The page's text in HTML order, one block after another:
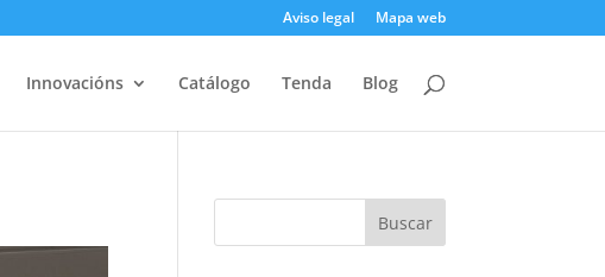
Aviso legal Mapa web
Innovacións Catálogo Tenda Blog